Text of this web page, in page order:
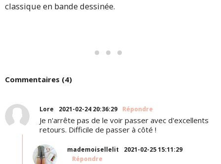
classique en bande dessinée.
Commentaires (4)
Lore 2021-02-24 20:36:29 Répondre
Je n'arrête pas de le voir passer avec d'excellents
retours. Difficile de passer à côté !
mademoisellelit
2021-02-25 15:11:29
Répondre